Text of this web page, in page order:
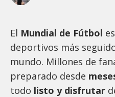
El Mundial de Fútbol
deportivos más
mundo. Millones de
preparado desde
todo listo y disfrutar